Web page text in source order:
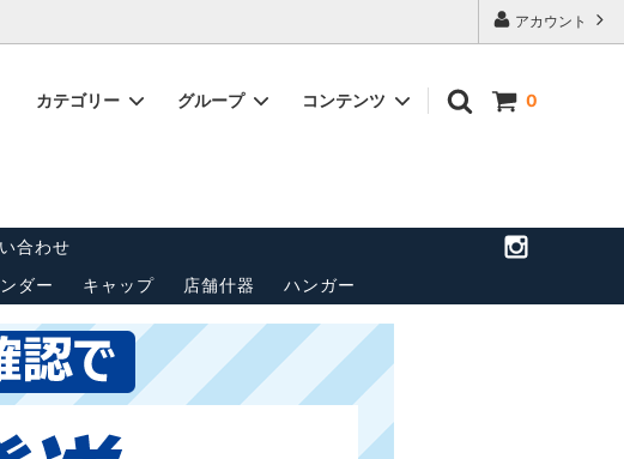
アカウント
0
カテゴリー
ベルト
その他
グループ
ペナント
コンテンツ
合わせ
ダー キャップ 店舗什器 ハンガー